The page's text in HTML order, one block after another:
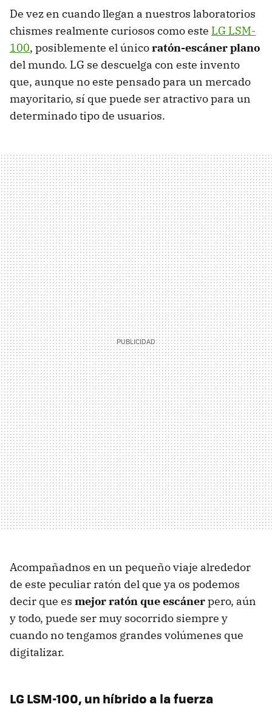
De vez en cuando llegan a nuestros laboratorios
chismes realmente curiosos como este LG LSM-
100, posiblemente el únicoratón-escáner plano
del mundo. LG se descuelga con este invento
que, aunque no este pensado para un mercado
mayoritario, sí que puede ser atractivo para un
determinado tipo de usuarios.
Acompañadnos en un pequeño viaje alrededor
de este peculiar ratón del que ya os podemos
decir que es mejor ratón que escánerpero, aún
y todo, puede ser muy socorrido siempre y
cuando no tengamos grandes volúmenes que
digitalizar.
LG LSM-100, un híbrido a la fuerza